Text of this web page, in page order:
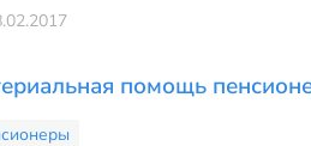
помощь